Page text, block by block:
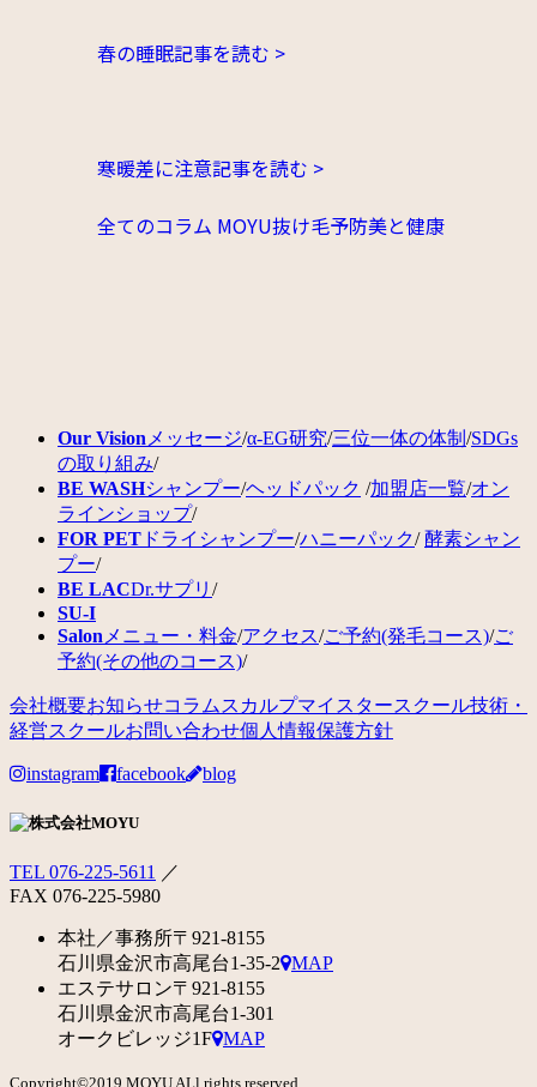
春の睡眠記事を読む >
寒暖差に注意記事を読む >
全てのコラム MOYU抜け毛予防美と健康
Our Visionメッセージ/α-EG研究/三位一体の体制 /SDGs
の取り組み/
BE WASHシャンプー/ヘッドパック /加盟店一覧/オン
ラインショップ/
FOR PET ドライシャンプー/ハニーパック/酵素シャン
プー/
BE LACDr.サプリ /
SU-I
Salonメニュー・料金/アクセス/ご予約(発毛コース)/ご
予約(その他のコース)/
会社概要お知らせコラムスカルプマイスタースクール技術・
経営スクールお問い合わせ個人情報保護方針
instagram facebook blog
TEL 076-225-5611
／
FAX 076-225-5980
本社／事務所〒921-8155
石川県金沢市高尾台1-35-2 MAP
エステサロン〒921-8155
石川県金沢市高尾台1-301
オークビレッジ1F MAP
Copyright©2019 MOYU ALl rights reserved.